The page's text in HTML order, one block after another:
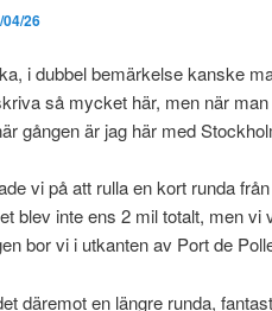
26
i dubbel bemärkelse kanske
så mycket här, men när
gången är jag här med
vi på att rulla en kort runda
blev inte ens 2 mil totalt, men
bor vi i utkanten av Port de
däremot en längre runda,